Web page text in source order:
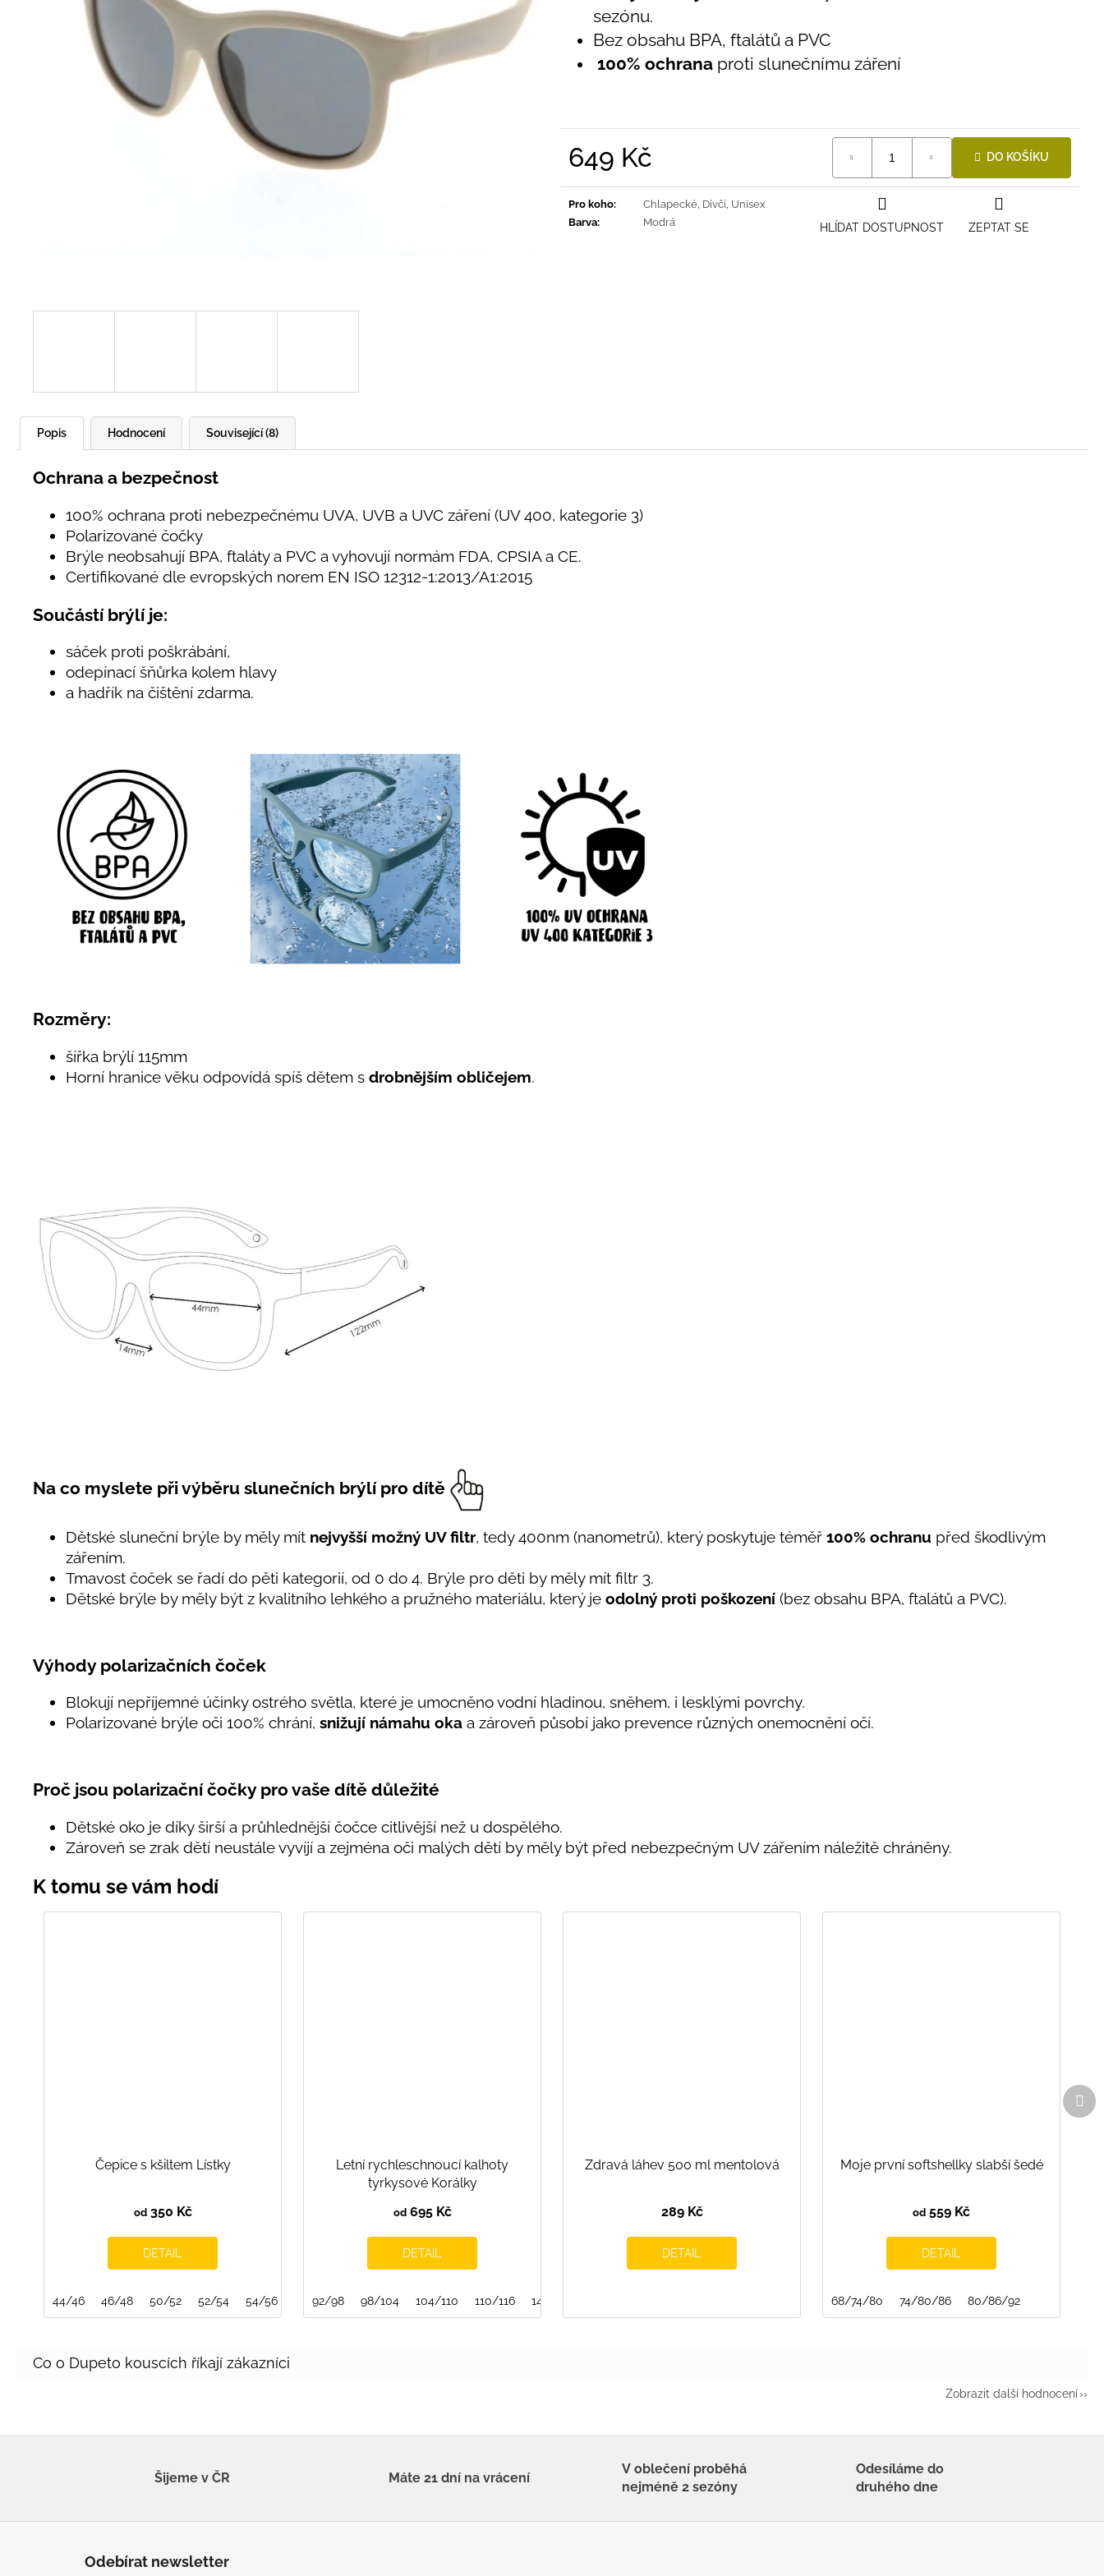
sezónu.
Bez obsahu BPA, ftalátů a PVC
100% ochrana proti slunečnímu záření
649 Kč DO KOŠÍKU
Pro koho: Chlapecké Dívčí Unisex
Barva: Modrá ZEPTAT SE
HLÍDAT DOSTUPNOST
Popis Hodnocení Související (8)
Ochrana a bezpečnost
100% ochrana proti nebezpečnému UVA, UVB a UVC záření (UV 400, kategorie 3)
Polarizované čočky
Brýle neobsahují BPA, ftaláty a PVC a vyhovují normám FDA, CPSIA a CE.
Certifikované dle evropských norem EN ISO 12312-1:2013/A1:2015
Součástí brýlí je:
sáček proti poškrábání,
odepínací šňůrka kolem hlavy
a hadřík na čištění zdarma.
Rozměry:
šířka brýlí 115mm
Horní hranice věku odpovídá spíš dětem s drobnějším obličejem.
Na co myslete při výběru slunečních brýlí pro dítě
Dětské sluneční brýle by měly mít nejvyšší možný UV filtr, tedy 400nm (nanometrů), který poskytuje téměř 100% ochranu před škodlivým
zářením.
Tmavost čoček se řadí do pěti kategorií, od 0 do 4. Brýle pro děti by měly mít filtr 3.
Dětské brýle by měly být z kvalitního lehkého a pružného materiálu, který je odolný proti poškození (bez obsahu BPA, ftalátů a PVC).
Výhody polarizačních čoček
Blokují nepříjemné účinky ostrého světla, které je umocněno vodní hladinou, sněhem, i lesklými povrchy.
Polarizované brýle oči 100% chrání, snižují námahu oka a zároveň působí jako prevence různých onemocnění očí.
Proč jsou polarizační čočky pro vaše dítě důležité
Dětské oko je díky širší a průhlednější čočce citlivější než u dospělého.
Zároveň se zrak dětí neustále vyvíjí a zejména oči malých dětí by měly být před nebezpečným UV zářením náležitě chráněny.
Čepice s kšiltem Lístky
od350 Kč
DETAIL
44/46 46/48 50/52 52/54 54/56
Letní rychleschnoucí kalhoty
tyrkysové Korálky
od695 Kč
DETAIL
92/98 98/104 104/110 110/116 146/152
Zdravá láhev 500 ml mentolová
289 Kč
DETAIL
Moje první softshellky slabší šedé
od 559 Kč
DETAIL
68/74/80 74/80/86 80/86/92
Zobrazit další hodnocení
395 Kč
435 Kč
Šijeme v ČR Máte 21 dní na vrácení
V oblečení proběhá
nejméně 2 sezóny
Odesíláme do
druhého dne
Odebírat newsletter